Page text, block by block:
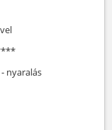
nyaralás